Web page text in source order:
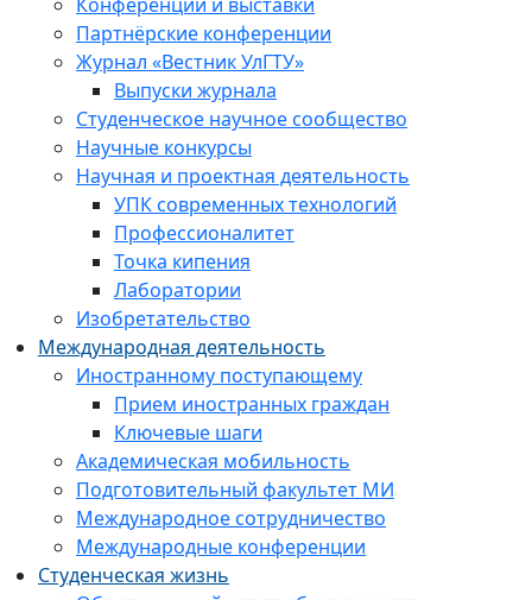
Партнёрские конференции
Журнал «Вестник УлГТУ»
Выпуски журнала
Студенческое научное сообщество
Научные конкурсы
Научная и проектная деятельность
УПК современных технологий
Профессионалитет
Точка кипения
Лаборатории
Изобретательство
Международная деятельность
Иностранному поступающему
Прием иностранных граждан
Ключевые шаги
Академическая мобильность
Подготовительный факультет МИ
Международное сотрудничество
Международные конференции
Студенческая жизнь